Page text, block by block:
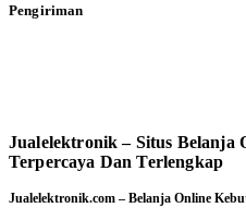
Pengiriman
Jualelektronik – Situs Belanja
Terpercaya Dan Terlengkap
Jualelektronik.com – Belanja Online